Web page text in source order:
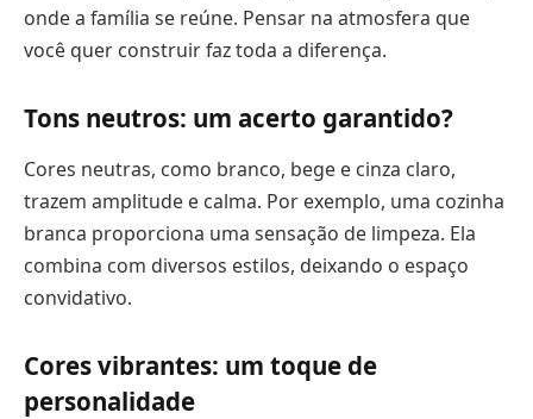
onde a família se reúne. Pensar na atmosfera que
você quer construir faz toda a diferença.
Tons neutros: um acerto garantido?
Cores neutras, como branco, bege e cinza claro,
trazem amplitude e calma. Por exemplo, uma cozinha
branca proporciona uma sensação de limpeza. Ela
combina com diversos estilos, deixando o espaço
convidativo.
Cores vibrantes: um toque de
personalidade